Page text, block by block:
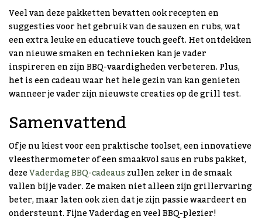
Veel van deze pakketten bevatten ook recepten en
suggesties voor het gebruik van de sauzen en rubs, wat
een extra leuke en educatieve touch geeft. Het ontdekken
van nieuwe smaken en technieken kan je vader
inspireren en zijn BBQ-vaardigheden verbeteren. Plus,
het is een cadeau waar het hele gezin van kan genieten
wanneer je vader zijn nieuwste creaties op de grill test.
Samenvattend
Of je nu kiest voor een praktische toolset, een innovatieve
vleesthermometer of een smaakvol saus en rubs pakket,
dezeVaderdag BBQ-cadeauszullen zeker in de smaak
vallen bij je vader. Ze maken niet alleen zijn grillervaring
beter, maar laten ook zien dat je zijn passie waardeert en
ondersteunt. Fijne Vaderdag en veel BBQ-plezier!